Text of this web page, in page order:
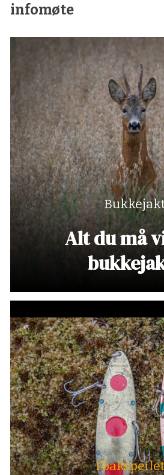
infomøte
Alt du må
I